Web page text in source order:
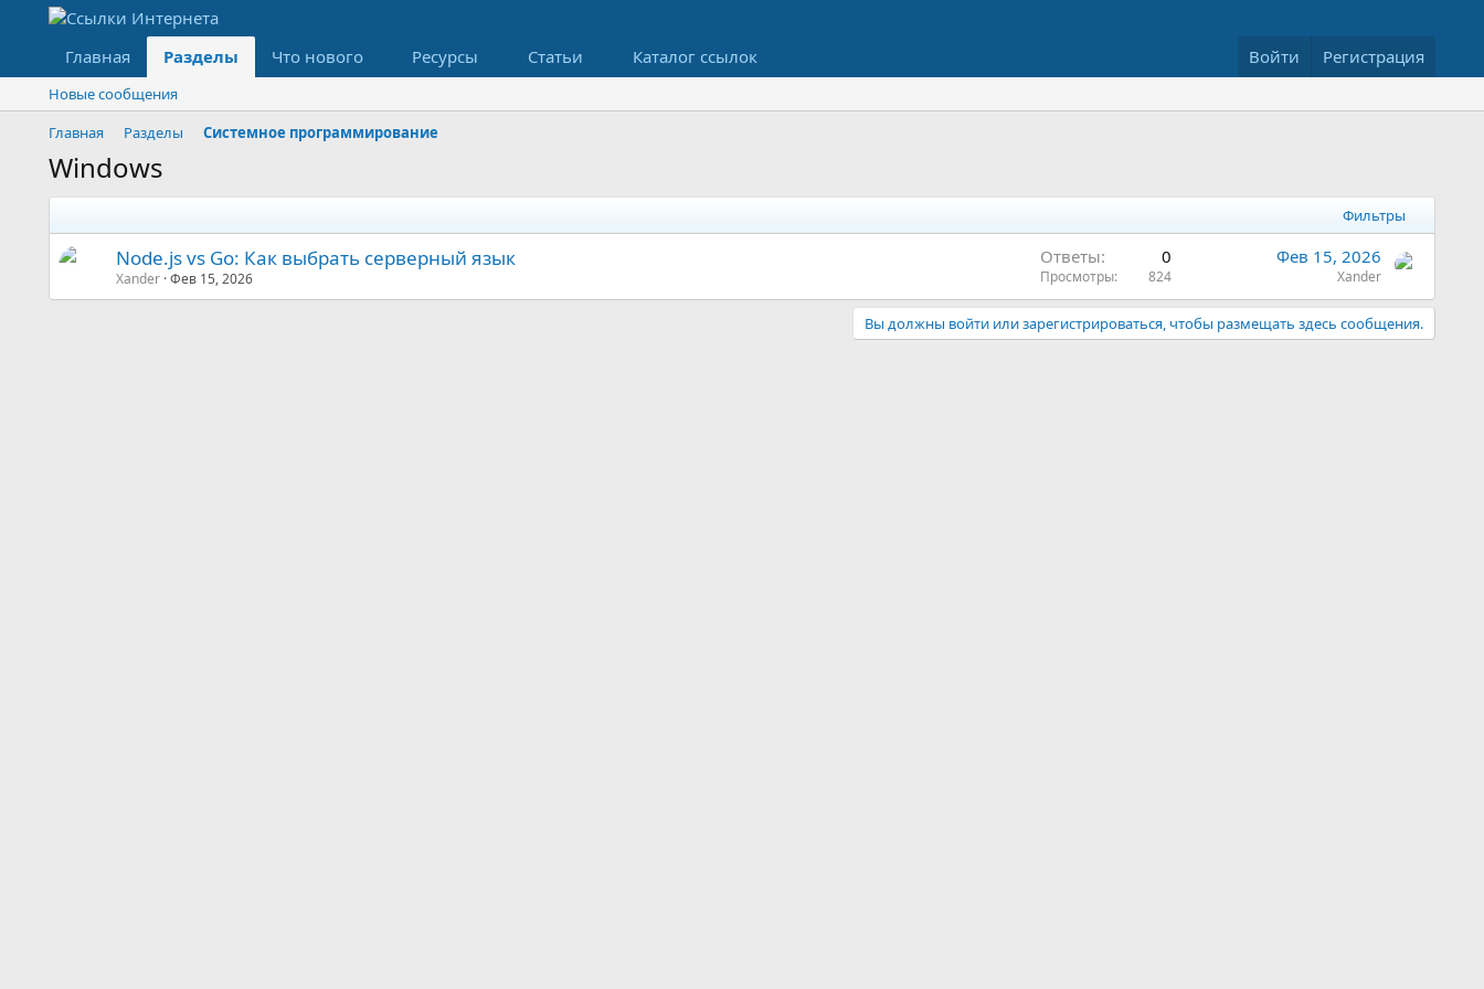
Главная Разделы Что нового Ресурсы Статьи Каталог ссылок Войти Регистрация
Новые сообщения
Главная
Разделы Системное программирование
Windows
Фильтры
Node.js vs Go: Как выбрать серверный язык
Xander Фев 15, 2026
Ответы 0
Просмотры 824
Фев 15, 2026
Xander
Вы должны войти или зарегистрироваться, чтобы размещать здесь сообщения.